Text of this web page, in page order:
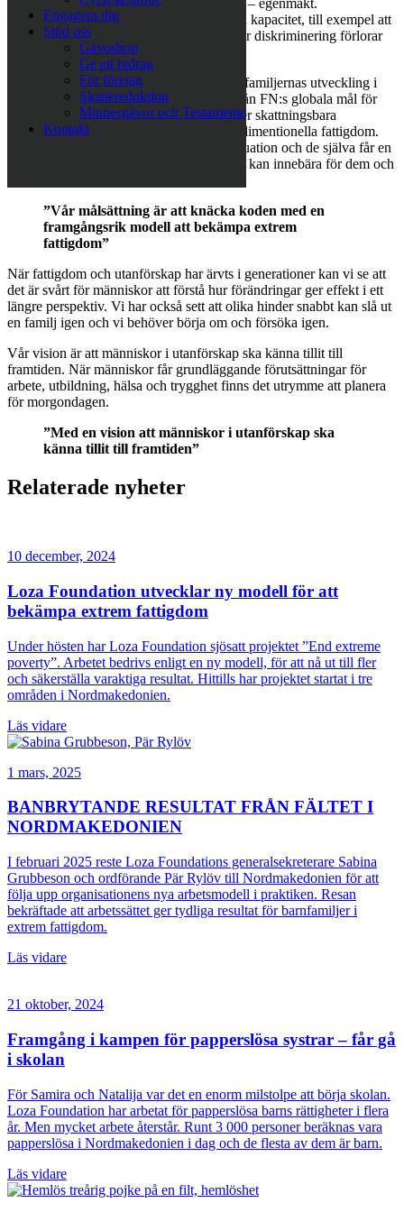
Engagera dig
Stöd oss
Gåvoshop
Ge ett bidrag
För företag
Skattereduktion
Minnesgåvor och Testamente
Kontakt
lösningar. På så sätt skapas empowerment – egenmakt.
– Egenmakt handlar om att tro på sin egen kapacitet, till exempel att
våga söka ett arbete. Människor som möter diskriminering förlorar
hoppet, att de har ett mänskligt värde.
Med hjälp av en digitala plattformen följs familjernas utveckling i
relation till tio relevanta ämnesområden från FN:s globala mål för
hållbar utveckling. Varje område innehåller skattningsbara
faktafrågor som fastställer familjens multidimentionella fattigdom.
Utifrån detta får vi en bild av familjens situation och de själva får en
större förståelse för vad olika förändringar kan innebära för dem och
”Vår målsättning är att knäcka koden med en
framgångsrik modell att bekämpa extrem
fattigdom”
När fattigdom och utanförskap har ärvts i generationer kan vi se att
det är svårt för människor att förstå hur förändringar ger effekt i ett
längre perspektiv. Vi har också sett att olika hinder snabbt kan slå ut
en familj igen och vi behöver börja om och försöka igen.
Vår vision är att människor i utanförskap ska känna tillit till
framtiden. När människor får grundläggande förutsättningar för
arbete, utbildning, hälsa och trygghet finns det utrymme att planera
för morgondagen.
”Med en vision att människor i utanförskap ska
känna tillit till framtiden”
Relaterade nyheter
10 december, 2024
Loza Foundation utvecklar ny modell för att
bekämpa extrem fattigdom
Under hösten har Loza Foundation sjösatt projektet ”End extreme
poverty”. Arbetet bedrivs enligt en ny modell, för att nå ut till fler
och säkerställa varaktiga resultat. Hittills har projektet startat i tre
områden i Nordmakedonien.
Läs vidare
1 mars, 2025
BANBRYTANDE RESULTAT FRÅN FÄLTET I
NORDMAKEDONIEN
I februari 2025 reste Loza Foundations generalsekreterare Sabina
Grubbeson och ordförande Pär Rylöv till Nordmakedonien för att
följa upp organisationens nya arbetsmodell i praktiken. Resan
bekräftade att arbetssättet ger tydliga resultat för barnfamiljer i
extrem fattigdom.
Läs vidare
21 oktober, 2024
Framgång i kampen för papperslösa systrar – får gå
i skolan
För Samira och Natalija var det en enorm milstolpe att börja skolan.
Loza Foundation har arbetat för papperslösa barns rättigheter i flera
år. Men mycket arbete återstår. Runt 3 000 personer beräknas vara
papperslösa i Nordmakedonien i dag och de flesta av dem är barn.
Läs vidare